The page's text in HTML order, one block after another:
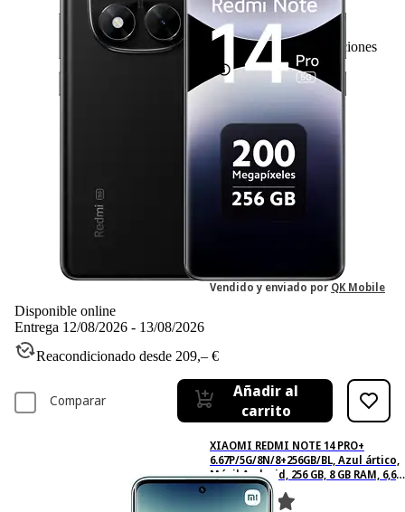
Ficha técnica
Basado en 85 valoraciones
Vendido y enviado por QK Mobile
Disponible online
Entrega 12/08/2026 - 13/08/2026
Reacondicionado desde 209,– €
Comparar
Añadir al
carrito
XIAOMI REDMI NOTE 14 PRO+
6.67P/5G/8N/8+256GB/BL, Azul ártico,
Móvil Android, 256 GB, 8 GB RAM, 6,67
" AMOLED 1.5K, Snapdragon 7s Gen 3.,
5,110 mAh